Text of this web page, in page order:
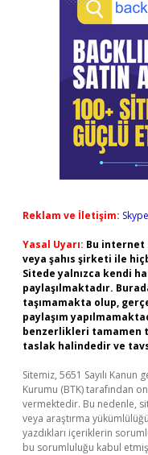
Reklam ve İletişim:
Yasal Uyarı: Bu internet
veya şahıs şirketi ile
Sitede yalnızca kendi
paylaşılmaktadır.
taşımamakta olup,
paylaşım
benzerlikleri tamamen
taslak halindedir ve
Sitemiz, 5651 Sayılı
Kurumu (BTK) tarafından
vermektedir. Bu nedenle,
veya araştırma
yazdıkları içeriklerin
bu sorumluluğu kabul etmiş